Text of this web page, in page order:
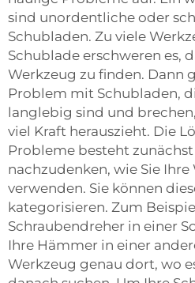
sind unordentliche oder
Schubladen. Zu viele
Schublade erschweren es,
Werkzeug zu finden. Dann
Problem mit Schubladen,
langlebig sind und
viel Kraft herauszieht. Die
Probleme besteht
nachzudenken, wie Sie Ihre
verwenden. Sie können
kategorisieren. Zum
Schraubendreher in einer
Ihre Hämmer in einer
Werkzeug genau dort, wo